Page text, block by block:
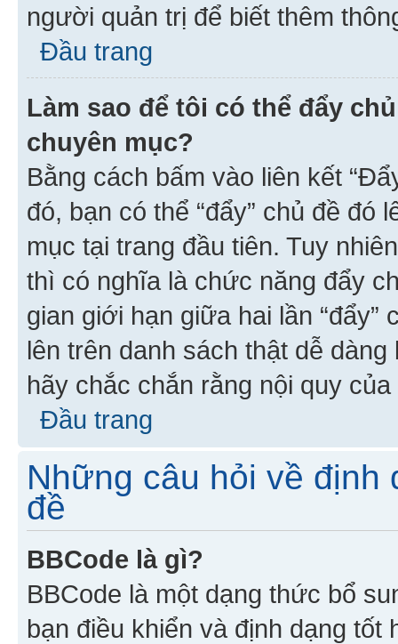
người quản trị để biết thêm
Đầu trang
Làm sao để tôi có thể đẩy
chuyên mục?
Bằng cách bấm vào liên kết
đó, bạn có thể “đẩy” chủ đề đó
mục tại trang đầu tiên. Tuy
thì có nghĩa là chức năng đẩy
gian giới hạn giữa hai lần “đẩy”
lên trên danh sách thật dễ
hãy chắc chắn rằng nội quy
Đầu trang
Những câu hỏi về định
đề
BBCode là gì?
BBCode là một dạng thức bổ
bạn điều khiển và định dạng